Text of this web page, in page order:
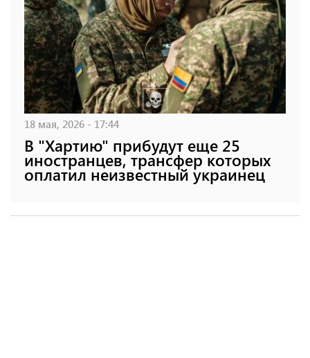
18 мая, 2026 - 17:44
В "Хартию" прибудут еще 25
иностранцев, трансфер которых
оплатил неизвестный украинец